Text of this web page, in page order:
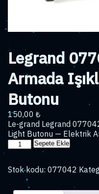
Legrand
Armada
Butonu
150,00 ₺
Le-grand Legrand
Light Butonu — Elektrik
Legrand
Armada
Sepete Ekle
Stok kodu: 077042